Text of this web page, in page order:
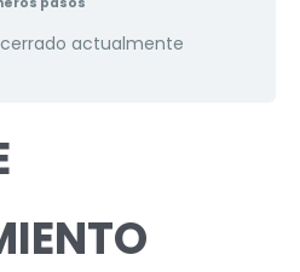
actualmente